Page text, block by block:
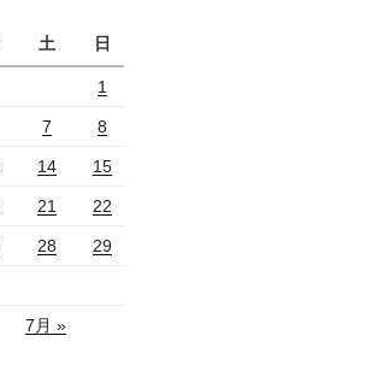
土 日
1
7 8
14 15
21 22
28 29
7月 »